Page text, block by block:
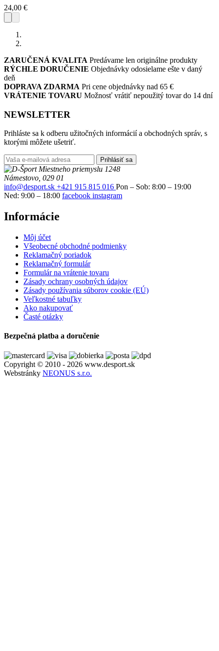
24,00 €
ZARUČENÁ KVALITA Predávame len originálne produkty
RÝCHLE DORUČENIE Objednávky odosielame ešte v daný
deň
DOPRAVA ZDARMA Pri cene objednávky nad 65 €
VRÁTENIE TOVARU Možnosť vrátiť nepoužitý tovar do 14 dní
NEWSLETTER
Prihláste sa k odberu užitočných informácií a obchodných správ, s
ktorými môžete ušetriť.
Prihlásiť sa
Miestneho priemyslu 1248
Námestovo, 029 01
info@desport.sk +421 915 815 016 Pon – Sob: 8:00 – 19:00
Ned: 9:00 – 18:00 facebook instagram
Informácie
Môj účet
Všeobecné obchodné podmienky
Reklamačný poriadok
Reklamačný formulár
Formulár na vrátenie tovaru
Zásady ochrany osobných údajov
Zásady používania súborov cookie (EÚ)
Veľkostné tabuľky
Ako nakupovať
Časté otázky
Bezpečná platba a doručenie
Copyright © 2010 - 2026 www.desport.sk
Webstránky NEONUS s.r.o.